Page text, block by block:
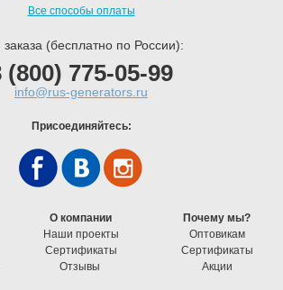
Все способы оплаты
заказа (бесплатно по России):
(800) 775-05-99
info@rus-generators.ru
Присоединяйтесь:
О компании
Наши проекты
Cертификаты
Отзывы
Почему мы?
Оптовикам
Cертификаты
Акции